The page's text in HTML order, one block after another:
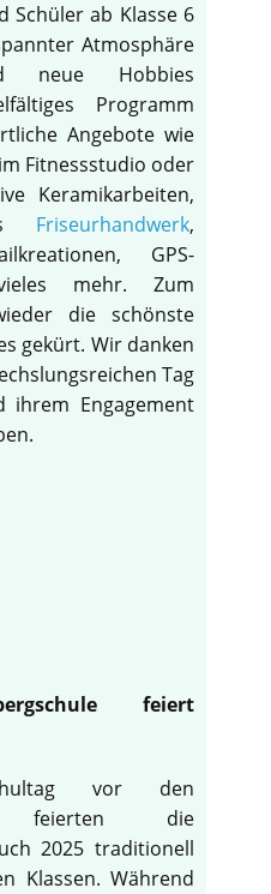
Schüler ab Klasse 6
Atmosphäre
neue Hobbies
Programm
Angebote wie
Fitnessstudio oder
Keramikarbeiten,
Friseurhandwerk,
GPS-
mehr. Zum
die schönste
gekürt. Wir danken
Tag
Engagement
feiert
vor den
feierten die
2025 traditionell
Klassen. Während